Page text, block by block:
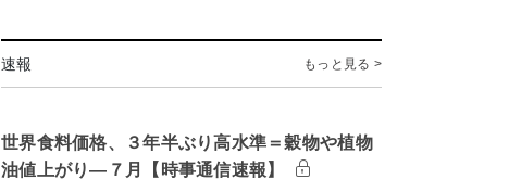
速報 もっと見る >
世界食料価格、３年半ぶり高水準＝穀物や植物
油値上がり―７月【時事通信速報】